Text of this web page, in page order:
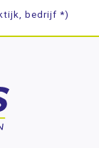
bedrijf *)